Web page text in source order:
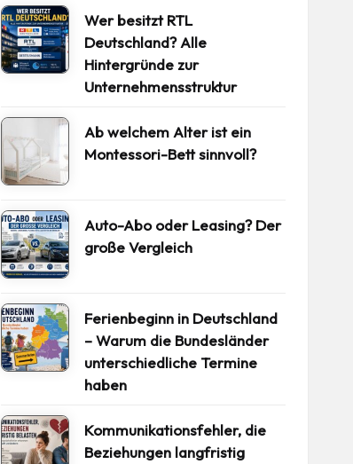
Wer besitzt RTL
Deutschland? Alle
Hintergründe zur
Unternehmensstruktur
Ab welchem Alter ist ein
Montessori-Bett sinnvoll?
Auto-Abo oder Leasing? Der
große Vergleich
Ferienbeginn in Deutschland
– Warum die Bundesländer
unterschiedliche Termine
haben
Kommunikationsfehler, die
Beziehungen langfristig